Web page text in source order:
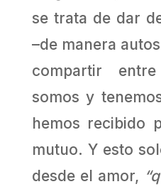
se trata de dar
–de manera
compartir
somos y
hemos recibido
mutuo. Y esto
desde el amor,